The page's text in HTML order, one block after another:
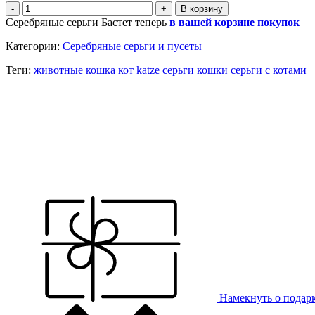
- +
Серебряные серьги Бастет теперь в вашей корзине покупок
Категории: Серебряные серьги и пусеты
Теги: животные кошка кот katze серьги кошки серьги с котами
Намекнуть о